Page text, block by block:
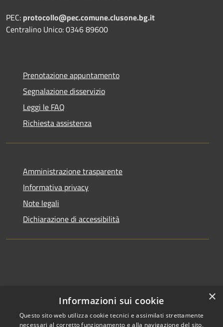
PEC: protocollo@pec.comune.clusone.bg.it
Centralino Unico: 0346 89600
Prenotazione appuntamento
Segnalazione disservizio
Leggi le FAQ
Richiesta assistenza
Amministrazione trasparente
Informativa privacy
Note legali
Dichiarazione di accessibilità
×
Informazioni sui cookie
Questo sito web utilizza cookie tecnici e assimilati strettamente
necessari al corretto funzionamento e alla navigazione del sito,